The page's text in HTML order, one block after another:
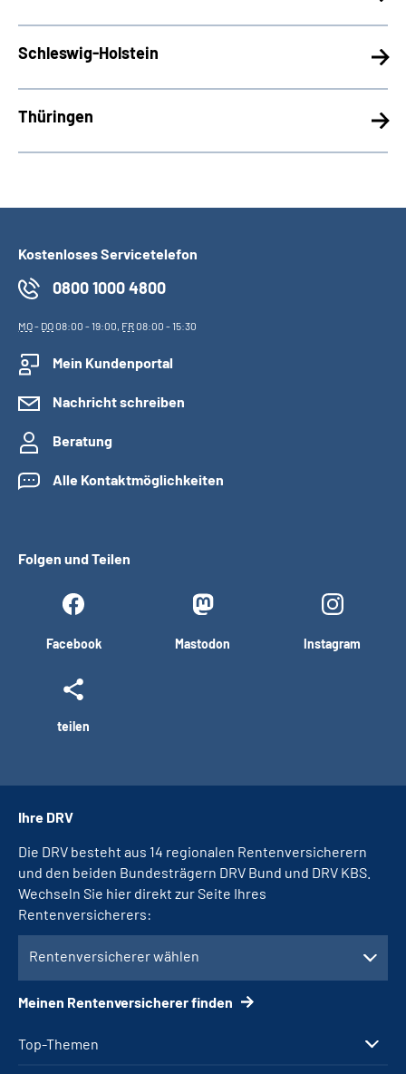
Schleswig-Holstein
Thüringen
Kostenloses Servicetelefon
0800 1000 4800
MO- DO08:00 - 19:00, FR08:00 - 15:30
Mein Kundenportal
Nachricht schreiben
Beratung
Alle Kontaktmöglichkeiten
Folgen und Teilen
Facebook Mastodon Instagram
teilen
Top-Themen
Ihre DRV
Die DRV besteht aus 14 regionalen Rentenversicherern
und den beiden Bundesträgern DRV Bund und DRV KBS.
Wechseln Sie hier direkt zur Seite Ihres
Rentenversicherers:
Rentenversicherer wählen
Meinen Rentenversicherer finden